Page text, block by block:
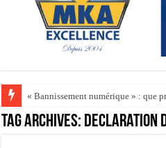
« Bannissement numérique » : que
Tag Archives: Déclaration